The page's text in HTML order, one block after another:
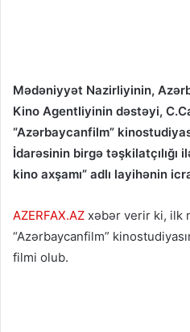
Mədəniyyət Nazirliyinin,
Kino Agentliyinin dəstəyi,
“Azərbaycanfilm”
İdarəsinin birgə təşkilatçılığı
kino axşamı” adlı layihənin
AZERFAX.AZ xəbər verir ki, ilk
“Azərbaycanfilm”
filmi olub.